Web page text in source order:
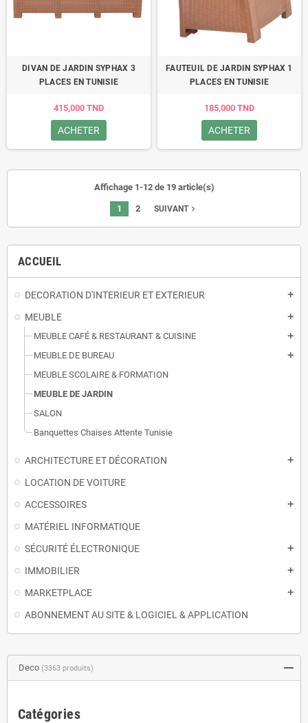
ACCUEIL
DECORATION D'INTERIEUR ET EXTERIEUR add
MEUBLE add
MEUBLE CAFÉ & RESTAURANT & CUISINE add
MEUBLE DE BUREAU add
MEUBLE SCOLAIRE & FORMATION
MEUBLE DE JARDIN
SALON
Banquettes Chaises Attente Tunisie
ARCHITECTURE ET DÉCORATION add
LOCATION DE VOITURE
ACCESSOIRES
add
MATÉRIEL INFORMATIQUE
SÉCURITÉ ÉLECTRONIQUE
add
IMMOBILIER add
MARKETPLACE add
ABONNEMENT AU SITE & LOGICIEL & APPLICATION
Deco (3363 produits)
Catégories
DIVAN DE JARDIN SYPHAX 3
PLACES EN TUNISIE
415,000 TND
ACHETER
FAUTEUIL DE JARDIN SYPHAX 1
PLACES EN TUNISIE
185,000 TND
ACHETER
Affichage 1-12 de 19 article(s)
1 2 SUIVANTnavigate_next